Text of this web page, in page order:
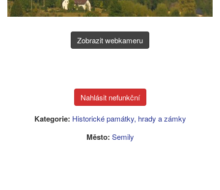
Zobrazit webkameru
Kategorie: Historické památky, hrady a zámky
Město: Semily